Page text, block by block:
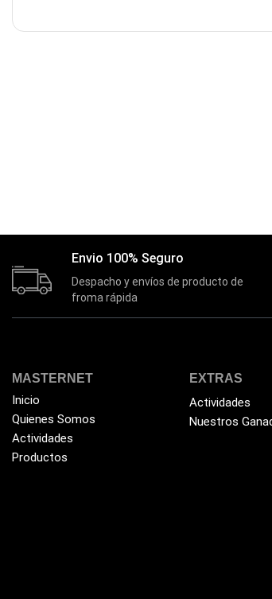
Envio 100% Seguro
Despacho y envíos de producto de
froma rápida
MASTERNET
Inicio
Quienes Somos
Actividades
Productos
EXTRAS
Actividades
Nuestros